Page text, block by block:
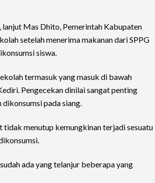
lanjut Mas Dhito, Pemerintah Kabupaten
setelah menerima makanan dari SPPG
siswa.
termasuk yang masuk di bawah
Pengecekan dinilai sangat penting
pada siang.
menutup kemungkinan terjadi sesuatu
ada yang telanjur beberapa yang